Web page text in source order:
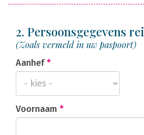
2. Persoonsgegevens
(Zoals vermeld in uw paspoort)
Aanhef*
Voornaam *